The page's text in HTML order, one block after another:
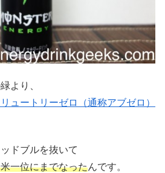
より、
ュートリーゼロ（通称アブゼロ）
ドブルを抜いて
一位にまでなったんです。